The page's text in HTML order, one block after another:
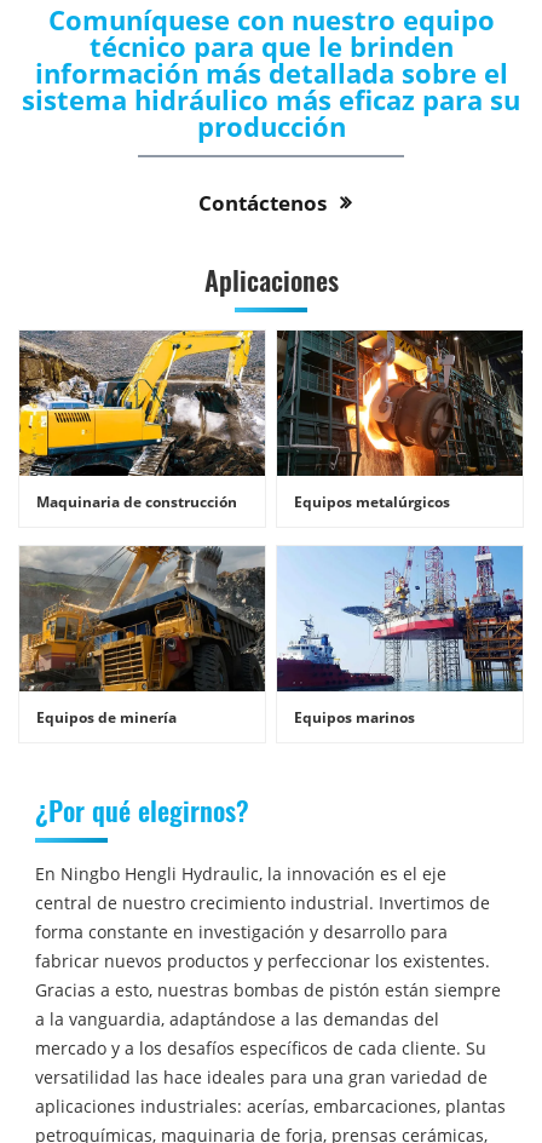
Comuníquese con nuestro equipo
técnico para que le brinden
información más detallada sobre el
sistema hidráulico más eficaz para su
producción
Contáctenos
Aplicaciones
Maquinaria de construcción Equipos metalúrgicos
Equipos de minería Equipos marinos
¿Por qué elegirnos?
En Ningbo Hengli Hydraulic, la innovación es el eje
central de nuestro crecimiento industrial. Invertimos de
forma constante en investigación y desarrollo para
fabricar nuevos productos y perfeccionar los existentes.
Gracias a esto, nuestras bombas de pistón están siempre
a la vanguardia, adaptándose a las demandas del
mercado y a los desafíos específicos de cada cliente. Su
versatilidad las hace ideales para una gran variedad de
aplicaciones industriales: acerías, embarcaciones, plantas
petroquímicas, maquinaria de forja, prensas cerámicas,